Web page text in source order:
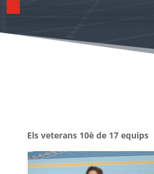
Els veterans 10è de 17 equips